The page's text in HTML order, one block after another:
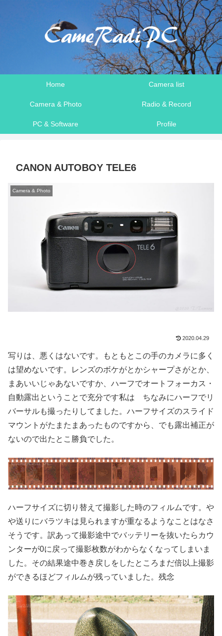
Home Camera list
Camera & Photo Radio & Record
PC & Software Profile
CANON AUTOBOY TELE6
Camera & Photo
2020.04.29
写りは、悪くはないです。もともとこの手のカメラに多く
は望めないです。レンズのボケがとかシャープさがとか、
まあいいじゃあないですか、ハーフでオートフォーカス・
自動露出ということで充分です私は ちなみにハーフでリ
バーサルも撮ったりしてました。ハーフサイズのスライド
マウントがたまたまあったものですから、でも露出補正が
ないので出たとこ勝負でした。
ハーフサイズに切り替えて撮影した時のフィルムです。や
や送りにバラツキは見られますが重なるようなことはなさ
そうです。訳あって撮影途中でバッテリーを抜いたらカウ
ンターが0に戻って撮影枚数がわからなくなってしまいま
した。その結果途中巻き戻しをしたところまだ倍以上撮影
ができるほどフィルムが残っていました。残念